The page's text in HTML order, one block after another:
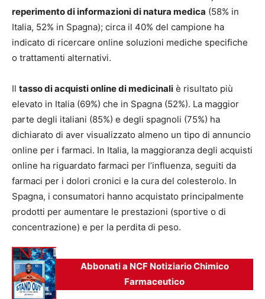
reperimento di informazioni di natura medica (58% in
Italia, 52% in Spagna); circa il 40% del campione ha
indicato di ricercare online soluzioni mediche specifiche
o trattamenti alternativi.
Il tasso di acquisti online di medicinali è risultato più
elevato in Italia (69%) che in Spagna (52%). La maggior
parte degli italiani (85%) e degli spagnoli (75%) ha
dichiarato di aver visualizzato almeno un tipo di annuncio
online per i farmaci. In Italia, la maggioranza degli acquisti
online ha riguardato farmaci per l’influenza, seguiti da
farmaci per i dolori cronici e la cura del colesterolo. In
Spagna, i consumatori hanno acquistato principalmente
prodotti per aumentare le prestazioni (sportive o di
concentrazione) e per la perdita di peso.
Abbonati a NCF Notiziario Chimico
Farmaceutico